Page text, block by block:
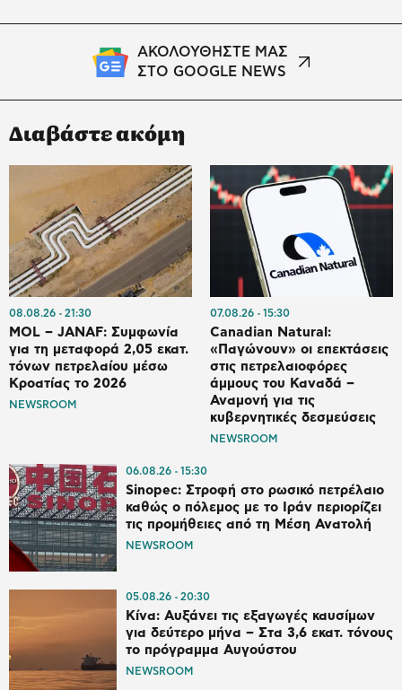
ΑΚΟΛΟΥΘΗΣΤΕ ΜΑΣ
ΣΤΟ GOOGLE NEWS
Διαβάστε ακόμη
08.08.26 21:30
MOL – JANAF: Συμφωνία
για τη μεταφορά 2,05 εκατ.
τόνων πετρελαίου μέσω
Κροατίας το 2026
NEWSROOM
07.08.26 15:30
Canadian Natural:
«Παγώνουν» οι επεκτάσεις
στις πετρελαιοφόρες
άμμους του Καναδά –
Αναμονή για τις
κυβερνητικές δεσμεύσεις
NEWSROOM
06.08.26 15:30
Sinopec: Στροφή στο ρωσικό πετρέλαιο
καθώς ο πόλεμος με το Ιράν περιορίζει
τις προμήθειες από τη Μέση Ανατολή
NEWSROOM
05.08.26 20:30
Κίνα: Αυξάνει τις εξαγωγές καυσίμων
για δεύτερο μήνα – Στα 3,6 εκατ. τόνους
το πρόγραμμα Αυγούστου
NEWSROOM